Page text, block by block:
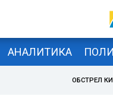
АНАЛИТИКА
ОБСТРЕЛ